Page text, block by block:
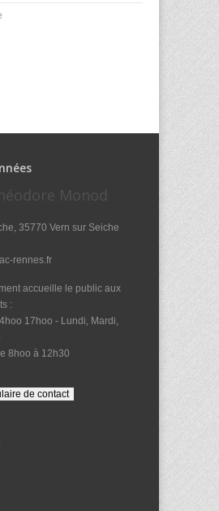
Monod
35770 Vern sur Seiche
rennes.fr
accueille le public aux
:
17hoo - Lundi, Mardi,
8hoo à 12h30